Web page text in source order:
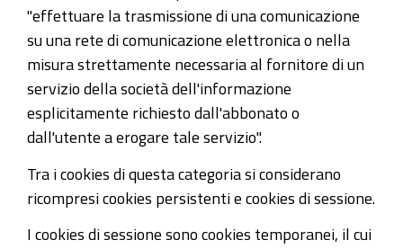
"effettuare la trasmissione di una comunicazione
su una rete di comunicazione elettronica o nella
misura strettamente necessaria al fornitore di un
servizio della società dell'informazione
esplicitamente richiesto dall'abbonato o
dall'utente a erogare tale servizio".
Tra i cookies di questa categoria si considerano
ricompresi cookies persistenti e cookies di sessione.
I cookies di sessione sono cookies temporanei, il cui